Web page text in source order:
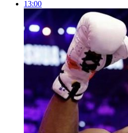
13:00